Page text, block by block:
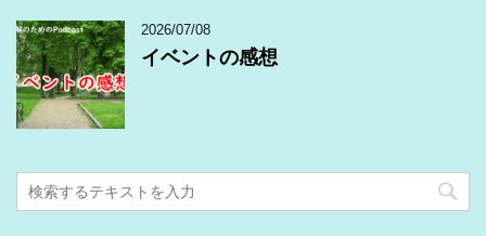
2026/07/08
イベントの感想